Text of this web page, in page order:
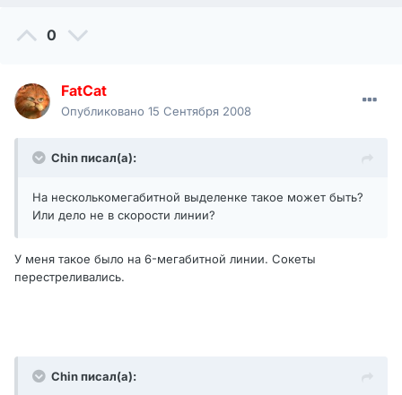
0
FatCat
Опубликовано 15 Сентября 2008
Chin писал(а):
На несколькомегабитной выделенке такое может быть?
Или дело не в скорости линии?
У меня такое было на 6-мегабитной линии. Сокеты
перестреливались.
Chin писал(а):